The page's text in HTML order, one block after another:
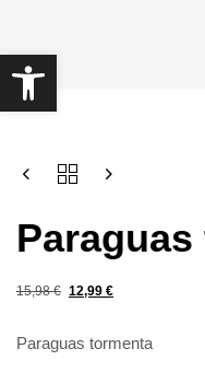
15,98€ 12,99 €
Paraguas tormenta
Abrir barra de